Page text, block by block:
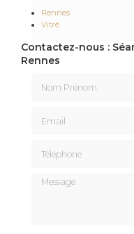
Rennes
Vitré
Contactez-nous :
Rennes
Message